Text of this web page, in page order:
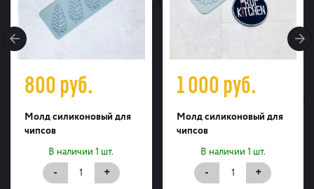
800руб.
Молд силиконовый для
чипсов
В наличии 1 шт.
- +
1 000руб.
Молд силиконовый для
чипсов
В наличии 1 шт.
- +